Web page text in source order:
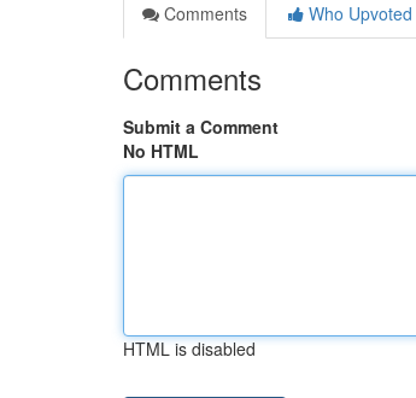
Comments
Who Upvoted
Comments
Submit a Comment
No HTML
HTML is disabled